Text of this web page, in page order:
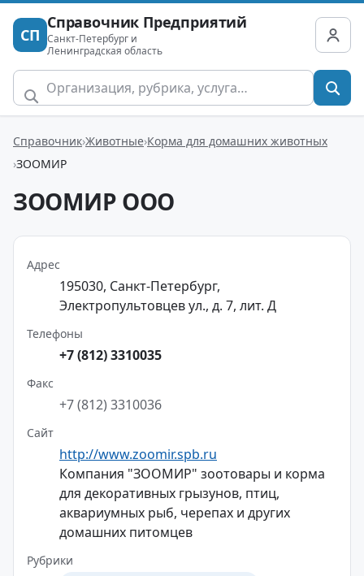
СП
Справочник Предприятий
Санкт-Петербург и
Ленинградская область
Справочник Животные Корма для домашних животных
ЗООМИР
ЗООМИР ООО
Адрес
195030, Санкт-Петербург,
Электропультовцев ул., д. 7, лит. Д
Телефоны
+7 (812) 3310035
Факс
+7 (812) 3310036
Сайт
http://www.zoomir.spb.ru
Компания "ЗООМИР" зоотовары и корма
для декоративных грызунов, птиц,
аквариумных рыб, черепах и других
домашних питомцев
Рубрики